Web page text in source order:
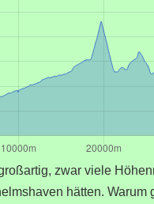
zwar viele
hätten.